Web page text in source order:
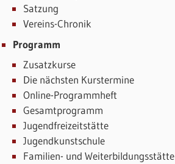
Satzung
Vereins-Chronik
Programm
Zusatzkurse
Die nächsten Kurstermine
Online-Programmheft
Gesamtprogramm
Jugendfreizeitstätte
Jugendkunstschule
Familien- und Weiterbildungsstätte